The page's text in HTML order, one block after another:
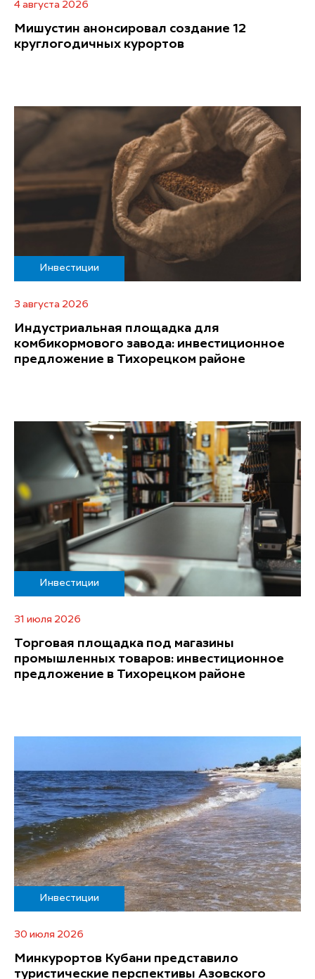
4 августа 2026
Мишустин анонсировал создание 12
круглогодичных курортов
Инвестиции
3 августа 2026
Индустриальная площадка для
комбикормового завода: инвестиционное
предложение в Тихорецком районе
Инвестиции
31 июля 2026
Торговая площадка под магазины
промышленных товаров: инвестиционное
предложение в Тихорецком районе
Инвестиции
30 июля 2026
Минкурортов Кубани представило
туристические перспективы Азовского